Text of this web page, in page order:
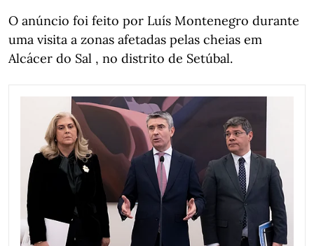
O anúncio foi feito por Luís Montenegro durante
uma visita a zonas afetadas pelas cheias em
Alcácer do Sal , no distrito de Setúbal.